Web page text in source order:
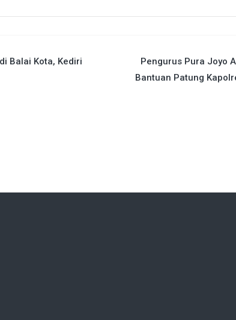
Balai Kota, Kediri
Pengurus Pura Joyo
Bantuan Patung